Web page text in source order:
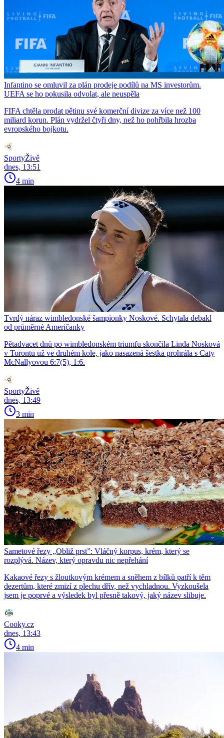
Infantino se omluvil za plán prodeje podílů na MS investorům.
UEFA se ho pokusila odvolat, ale neuspěla
FIFA chtěla prodat pětinu své komerční divize za více než 100
miliard korun. Plán vydržel čtyři dny, než ho pohřbila hrozba
evropského bojkotu.
SportyŽivě
dnes, 13:51
4 min
Tvrdý náraz wimbledonské šampionky Noskové. Schytala debakl
od průměrné Američanky
Pětadvacet dnů po wimbledonském triumfu skončila Linda Nosková
v Torontu už ve druhém kole, jako nasazená šestka prohrála s Caty
McNallyovou 6:7(5), 1:6.
SportyŽivě
dnes, 13:49
3 min
Sametové řezy „Obliž prst”: Vláčný korpus, krém, který se
rozplývá. Název, který opravdu nic nepřehání
Kakaové řezy s žloutkovým krémem a sněhem z bílků patří k těm
dezertům, které zmizí z plechu dřív, než vychladnou. Vyzkoušela
jsem je poprvé a výsledek byl přesně takový, jaký název slibuje.
Cooky.cz
dnes, 13:43
4 min